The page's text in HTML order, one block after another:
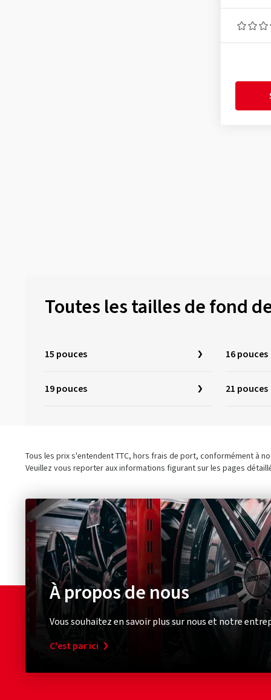
Toutes les tailles de fond
15 pouces 16 pouces
19 pouces 21 pouces
Tous les prix s'entendent TTC, hors frais de port, conformément à
Veuillez vous reporter aux informations figurant sur les pages
À propos de nous
Vous souhaitez en savoir plus sur nous et notre
C'est par ici